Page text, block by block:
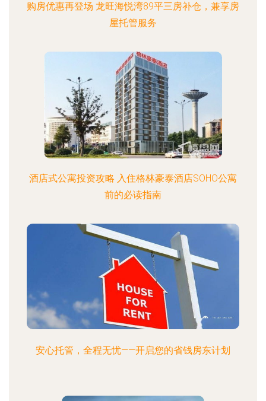
购房优惠再登场 龙旺海悦湾89平三房补仓，兼享房
屋托管服务
酒店式公寓投资攻略 入住格林豪泰酒店SOHO公寓
前的必读指南
安心托管，全程无忧——开启您的省钱房东计划